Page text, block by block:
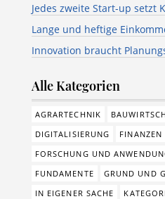
Jedes zweite Start-up setzt
Lange und heftige
Innovation braucht
Alle Kategorien
AGRARTECHNIK
DIGITALISIERUNG
FINANZEN
FORSCHUNG UND
FUNDAMENTE
GRUND UND
IN EIGENER SACHE